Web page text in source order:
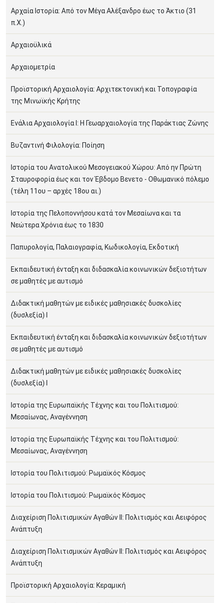
Αρχαία Ιστορία: Από τον Μέγα Αλέξανδρο έως το Άκτιο (31
π.Χ.)
Αρχαιοϋλικά
Αρχαιομετρία
Προϊστορική Αρχαιολογία: Αρχιτεκτονική και Τοπογραφία
της Μινωϊκής Κρήτης
Ενάλια Αρχαιολογία I: Η Γεωαρχαιολογία της Παράκτιας Ζώνης
Βυζαντινή Φιλολογία: Ποίηση
Ιστορία του Ανατολικού Μεσογειακού Χώρου: Από ην Πρώτη
Σταυροφορία έως και τον Έβδομο Βενετο - Οθωμανικό πόλεμο
(τέλη 11ου – αρχές 18ου αι.)
Ιστορία της Πελοποννήσου κατά τον Μεσαίωνα και τα
Νεώτερα Χρόνια έως το 1830
Παπυρολογία, Παλαιογραφία, Κωδικολογία, Εκδοτική
Εκπαιδευτική ένταξη και διδασκαλία κοινωνικών δεξιοτήτων
σε μαθητές με αυτισμό
Διδακτική μαθητών με ειδικές μαθησιακές δυσκολίες
(δυσλεξία) Ι
Εκπαιδευτική ένταξη και διδασκαλία κοινωνικών δεξιοτήτων
σε μαθητές με αυτισμό
Διδακτική μαθητών με ειδικές μαθησιακές δυσκολίες
(δυσλεξία) Ι
Ιστορία της Ευρωπαϊκής Τέχνης και του Πολιτισμού:
Μεσαίωνας, Αναγέννηση
Ιστορία της Ευρωπαϊκής Τέχνης και του Πολιτισμού:
Μεσαίωνας, Αναγέννηση
Ιστορία του Πολιτισμού: Ρωμαϊκός Κόσμος
Ιστορία του Πολιτισμού: Ρωμαϊκός Κόσμος
Διαχείριση Πολιτισμικών Αγαθών ΙΙ: Πολιτισμός και Αειφόρος
Ανάπτυξη
Διαχείριση Πολιτισμικών Αγαθών ΙΙ: Πολιτισμός και Αειφόρος
Ανάπτυξη
Προϊστορική Αρχαιολογία: Κεραμική